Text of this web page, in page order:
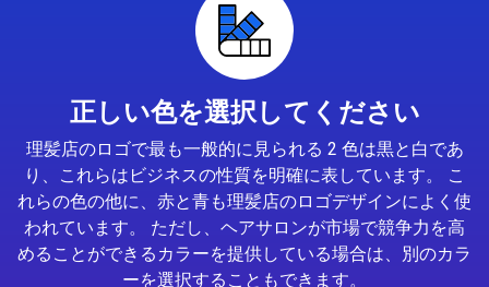
正しい色を選択してください
理髪店のロゴで最も一般的に見られる 2 色は黒と白であ
り、これらはビジネスの性質を明確に表しています。 こ
れらの色の他に、赤と青も理髪店のロゴデザインによく使
われています。 ただし、ヘアサロンが市場で競争力を高
めることができるカラーを提供している場合は、別のカラ
ーを選択することもできます。